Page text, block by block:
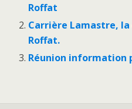
Roffat
Carrière Lamastre,
Roffat.
Réunion information